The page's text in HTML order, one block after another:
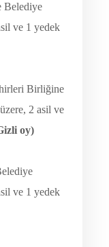
Belediye
ve 1 yedek
Birliğine
2 asil ve
oy)
ve 1 yedek